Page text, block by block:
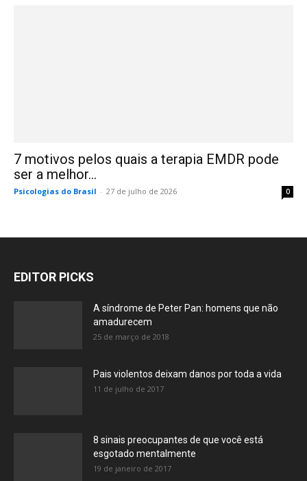
7 motivos pelos quais a terapia EMDR pode
ser a melhor...
Psicologias do Brasil - 27 de julho de 2026 0
EDITOR PICKS
A síndrome de Peter Pan: homens que não
amadurecem
25 de março de 2018
Pais violentos deixam danos por toda a vida
11 de julho de 2017
8 sinais preocupantes de que você está
esgotado mentalmente
19 de janeiro de 2017